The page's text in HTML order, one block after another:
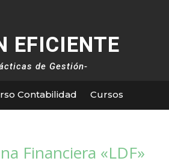
EFICIENTE
de Gestión-
Contabilidad Cursos
Financiera «LDF»